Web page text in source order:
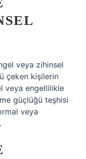
veya zihinsel
çeken kişilerin
veya engellilikle
güçlüğü teşhisi
veya